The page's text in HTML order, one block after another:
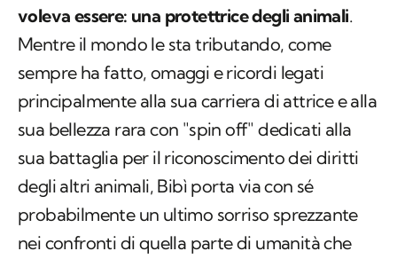
voleva essere: una protettrice degli animali.
Mentre il mondo le sta tributando, come
sempre ha fatto, omaggi e ricordi legati
principalmente alla sua carriera di attrice e alla
sua bellezza rara con "spin off" dedicati alla
sua battaglia per il riconoscimento dei diritti
degli altri animali, Bibì porta via con sé
probabilmente un ultimo sorriso sprezzante
nei confronti di quella parte di umanità che